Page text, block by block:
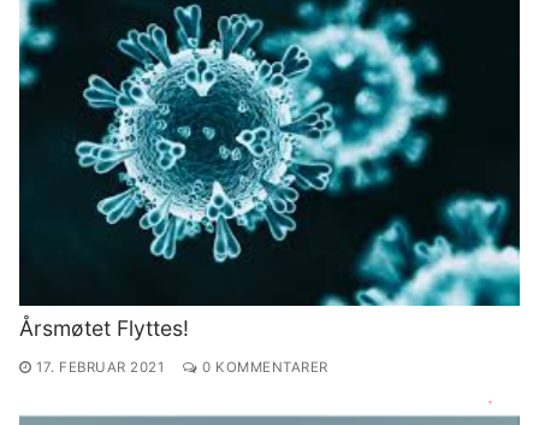
Årsmøtet Flyttes!
17. FEBRUAR 2021 0 KOMMENTARER